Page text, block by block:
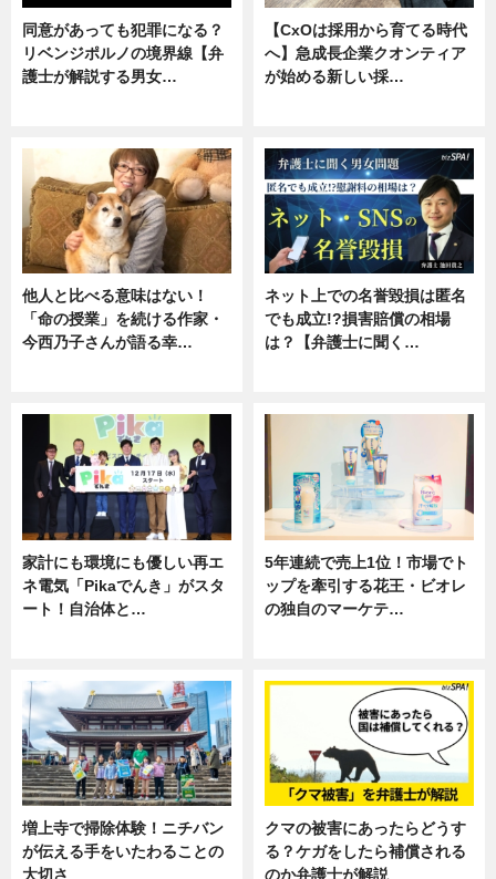
同意があっても犯罪になる？
リベンジポルノの境界線【弁
護士が解説する男女…
【CxOは採用から育てる時代
へ】急成長企業クオンティア
が始める新しい採…
他人と比べる意味はない！
「命の授業」を続ける作家・
今西乃子さんが語る幸…
ネット上での名誉毀損は匿名
でも成立!?損害賠償の相場
は？【弁護士に聞く…
家計にも環境にも優しい再エ
ネ電気「Pikaでんき」がスタ
ート！自治体と…
5年連続で売上1位！市場でト
ップを牽引する花王・ビオレ
の独自のマーケテ…
増上寺で掃除体験！ニチバン
が伝える手をいたわることの
大切さ
クマの被害にあったらどうす
る？ケガをしたら補償される
のか弁護士が解説